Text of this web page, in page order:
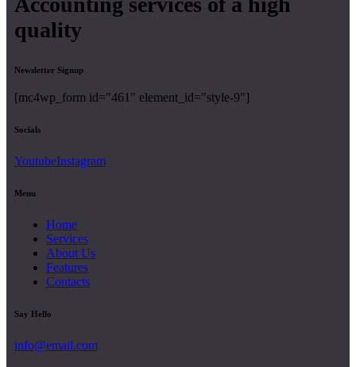
quality
Newsletter Signup
[mc4wp_form id="461" element_id="style-9"]
Socials
YoutubeInstagram
Menu
Home
Services
About Us
Features
Contacts
Say Hello
info@email.com